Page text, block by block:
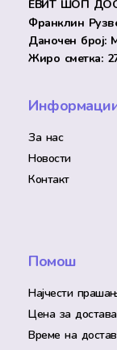
ЕВИТ ШОП
Франклин
Даночен број:
Жиро сметка:
За нас
Новости
Контакт
Помош
Најчести
Цена за достава
Време на